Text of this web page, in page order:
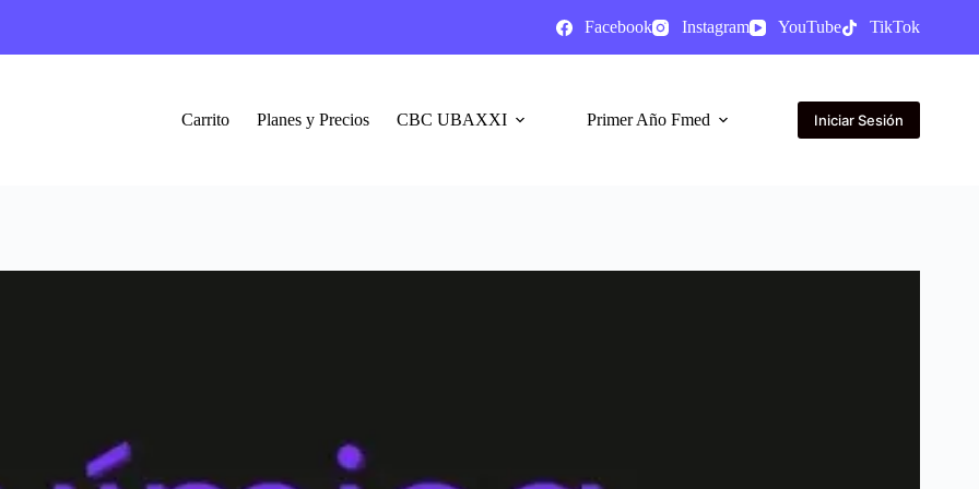
Facebook Instagram YouTube TikTok
Carrito Planes y Precios CBC UBAXXI Primer Año Fmed Iniciar Sesión